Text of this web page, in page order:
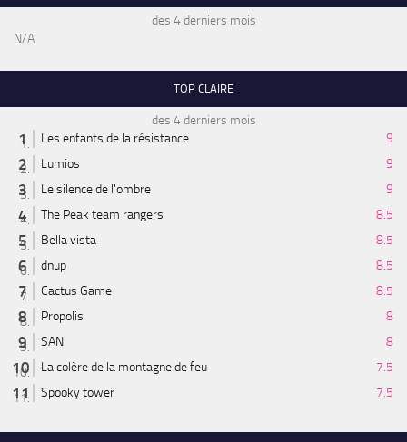
des 4 derniers mois
N/A
TOP CLAIRE
des 4 derniers mois
Les enfants de la résistance
9
Lumios
9
Le silence de l'ombre
9
The Peak team rangers
8.5
Bella vista
8.5
dnup
8.5
Cactus Game
8.5
Propolis
8
SAN
8
La colère de la montagne de feu
7.5
Spooky tower
7.5